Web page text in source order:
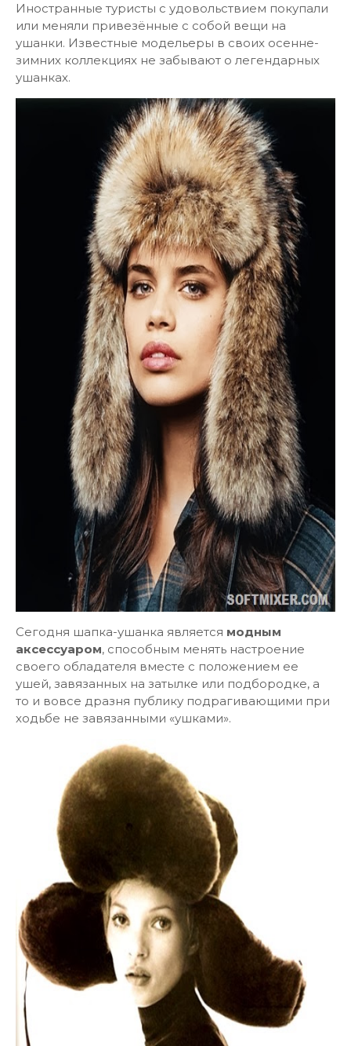
Иностранные туристы с удовольствием покупали
или меняли привезённые с собой вещи на
ушанки. Известные модельеры в своих осенне-
зимних коллекциях не забывают о легендарных
ушанках.
Сегодня шапка-ушанка является модным
аксессуаром, способным менять настроение
своего обладателя вместе с положением ее
ушей, завязанных на затылке или подбородке, а
то и вовсе дразня публику подрагивающими при
ходьбе не завязанными «ушками».